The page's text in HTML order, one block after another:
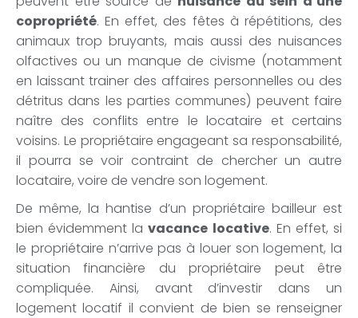
copropriété. En effet, des fêtes à répétitions, des
animaux trop bruyants, mais aussi des nuisances
olfactives ou un manque de civisme (notamment
en laissant trainer des affaires personnelles ou des
détritus dans les parties communes) peuvent faire
naître des conflits entre le locataire et certains
voisins. Le propriétaire engageant sa responsabilité,
il pourra se voir contraint de chercher un autre
locataire, voire de vendre son logement.
De même, la hantise d’un propriétaire bailleur est
bien évidemment lavacance locative. En effet, si
le propriétaire n’arrive pas à louer son logement, la
situation financière du propriétaire peut être
compliquée. Ainsi, avant d’investir dans un
logement locatif il convient de bien se renseigner